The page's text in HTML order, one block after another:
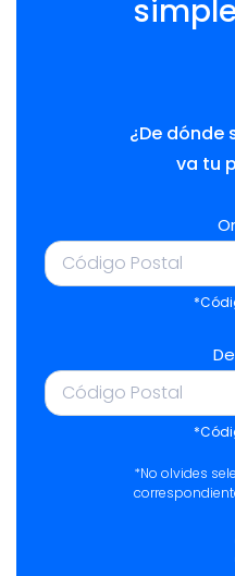
¿De dónde
va tu
*No olvides